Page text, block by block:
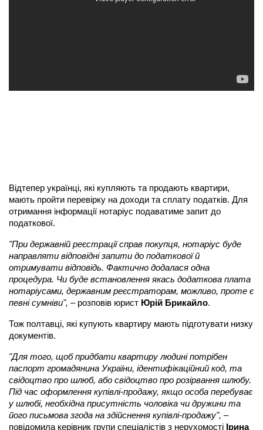
Відтепер українці, які купляють та продають квартири,
мають пройти перевірку на доходи та сплату податків. Для
отримання інформації нотаріус подаватиме запит до
податкової.
"При державній реєстрації справ покупця, нотаріус буде
направляти відповідні запити до податкової й
отримувати відповідь. Фактично додалася одна
процедура. Чи буде встановлення якась додаткова плата
нотаріусами, державним реєстраторам, можливо, проте є
певні сумніви", – розповів юрист Юрій Брикайло.
Тож полтавці, які купують квартиру мають підготувати низку
документів.
"Для того, щоб придбати квартиру людині потрібен
паспорт громадянина України, ідентифікаційний код, та
свідоцтво про шлюб, або свідоцтво про розірвання шлюбу.
Під час оформлення купівлі-продажу, якщо особа перебуває
у шлюбі, необхідна присутність чоловіка чи дружини та
його письмова згода на здійснення купівлі-продажу", –
повідомила керівник групи спеціалістів з нерухомості Ірина